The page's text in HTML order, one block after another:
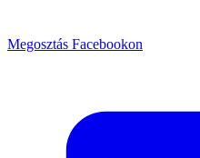
Megosztás Facebookon